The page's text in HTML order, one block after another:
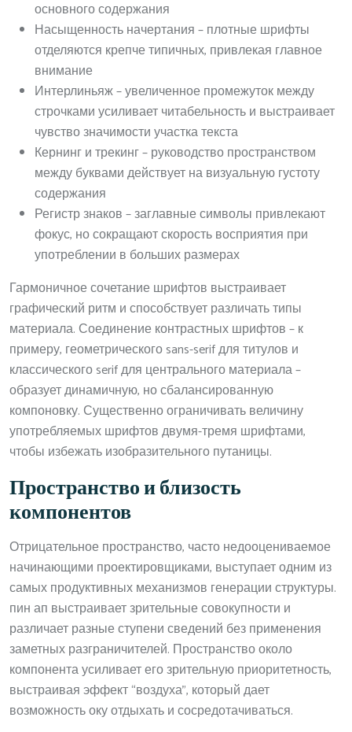
основного содержания
Насыщенность начертания – плотные шрифты
отделяются крепче типичных, привлекая главное
внимание
Интерлиньяж – увеличенное промежуток между
строчками усиливает читабельность и выстраивает
чувство значимости участка текста
Кернинг и трекинг – руководство пространством
между буквами действует на визуальную густоту
содержания
Регистр знаков – заглавные символы привлекают
фокус, но сокращают скорость восприятия при
употреблении в больших размерах
Гармоничное сочетание шрифтов выстраивает
графический ритм и способствует различать типы
материала. Соединение контрастных шрифтов – к
примеру, геометрического sans-serif для титулов и
классического serif для центрального материала –
образует динамичную, но сбалансированную
компоновку. Существенно ограничивать величину
употребляемых шрифтов двумя-тремя шрифтами,
чтобы избежать изобразительного путаницы.
Пространство и близость
компонентов
Отрицательное пространство, часто недооцениваемое
начинающими проектировщиками, выступает одним из
самых продуктивных механизмов генерации структуры.
пин ап выстраивает зрительные совокупности и
различает разные ступени сведений без применения
заметных разграничителей. Пространство около
компонента усиливает его зрительную приоритетность,
выстраивая эффект “воздуха”, который дает
возможность оку отдыхать и сосредотачиваться.